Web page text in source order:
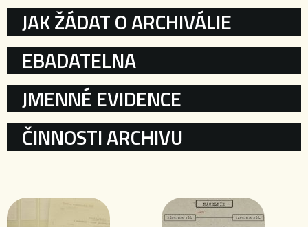
KATEGORIE
JAK ŽÁDAT O ARCHIVÁLIE
EBADATELNA
JMENNÉ EVIDENCE
ČINNOSTI ARCHIVU